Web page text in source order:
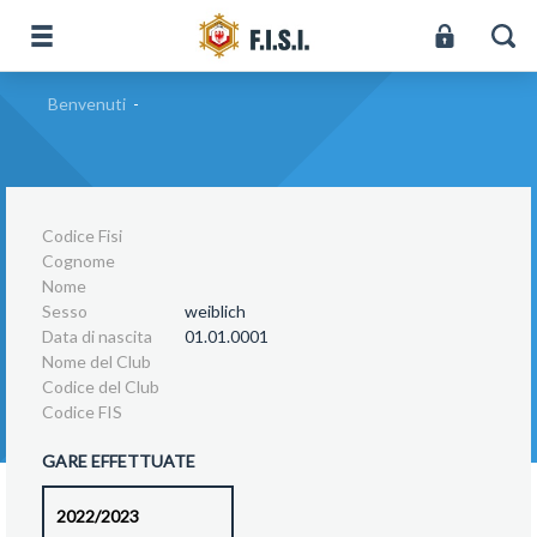
Benvenuti -
Codice Fisi
Cognome
Nome
Sesso
weiblich
Data di nascita
01.01.0001
Nome del Club
Codice del Club
Codice FIS
GARE EFFETTUATE